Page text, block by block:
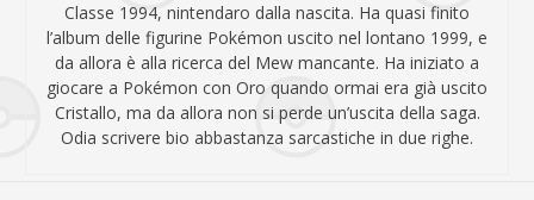
Classe 1994, nintendaro dalla nascita. Ha quasi finito
l’album delle figurine Pokémon uscito nel lontano 1999, e
da allora è alla ricerca del Mew mancante. Ha iniziato a
giocare a Pokémon con Oro quando ormai era già uscito
Cristallo, ma da allora non si perde un’uscita della saga.
Odia scrivere bio abbastanza sarcastiche in due righe.